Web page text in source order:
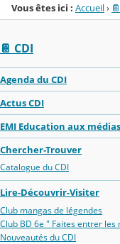
Vous êtes ici : Accueil›
📔 CDI
Agenda du CDI
Actus CDI
EMI Education aux
Chercher-Trouver
Catalogue du CDI
Lire-Découvrir-Visiter
Club mangas de légendes
Club BD 6e " Faites entrer les
Nouveautés du CDI